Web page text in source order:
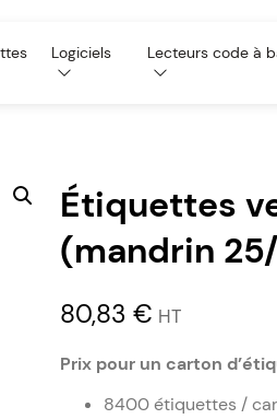
Logiciels Lecteurs code à
Étiquettes
(mandrin
80,83 € HT
Prix pour un carton
8400 étiquettes /